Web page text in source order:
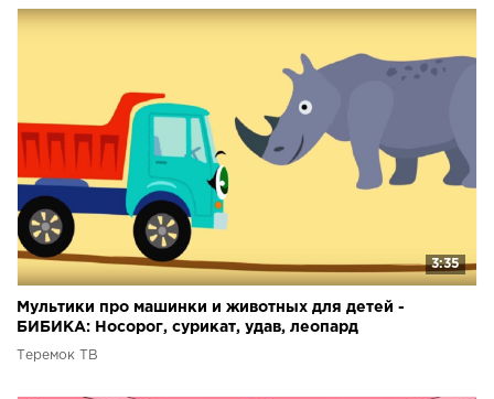
3:35
Мультики про машинки и животных для детей -
БИБИКА: Носорог, сурикат, удав, леопард
Теремок ТВ